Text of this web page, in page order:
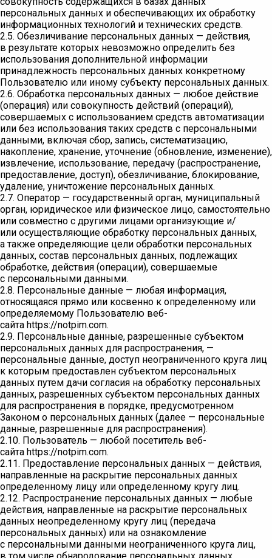
персональных данных и обеспечивающих их обработку
информационных технологий и технических средств.
2.5. Обезличивание персональных данных — действия,
в результате которых невозможно определить без
использования дополнительной информации
принадлежность персональных данных конкретному
Пользователю или иному субъекту персональных данных.
2.6. Обработка персональных данных — любое действие
(операция) или совокупность действий (операций),
совершаемых с использованием средств автоматизации
или без использования таких средств с персональными
данными, включая сбор, запись, систематизацию,
накопление, хранение, уточнение (обновление, изменение),
извлечение, использование, передачу (распространение,
предоставление, доступ), обезличивание, блокирование,
удаление, уничтожение персональных данных.
2.7. Оператор — государственный орган, муниципальный
орган, юридическое или физическое лицо, самостоятельно
или совместно с другими лицами организующие и/
или осуществляющие обработку персональных данных,
а также определяющие цели обработки персональных
данных, состав персональных данных, подлежащих
обработке, действия (операции), совершаемые
с персональными данными.
2.8. Персональные данные — любая информация,
относящаяся прямо или косвенно к определенному или
определяемому Пользователю веб-
сайта https://notpim.com.
2.9. Персональные данные, разрешенные субъектом
персональных данных для распространения, —
персональные данные, доступ неограниченного круга лиц
к которым предоставлен субъектом персональных
данных путем дачи согласия на обработку персональных
данных, разрешенных субъектом персональных данных
для распространения в порядке, предусмотренном
Законом о персональных данных (далее — персональные
данные, разрешенные для распространения).
2.10. Пользователь — любой посетитель веб-
сайта https://notpim.com.
2.11. Предоставление персональных данных — действия,
направленные на раскрытие персональных данных
определенному лицу или определенному кругу лиц.
2.12. Распространение персональных данных — любые
действия, направленные на раскрытие персональных
данных неопределенному кругу лиц (передача
персональных данных) или на ознакомление
с персональными данными неограниченного круга лиц,